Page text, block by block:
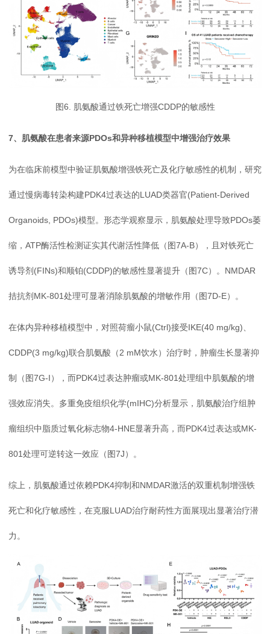
图6. 肌氨酸通过铁死亡增强CDDP的敏感性
7、肌氨酸在患者来源PDOs和异种移植模型中增强治疗效果
为在临床前模型中验证肌氨酸增强铁死亡及化疗敏感性的机制，研究
通过慢病毒转染构建PDK4过表达的LUAD类器官(Patient-Derived
Organoids, PDOs)模型。形态学观察显示，肌氨酸处理导致PDOs萎
缩，ATP酶活性检测证实其代谢活性降低（图7A-B），且对铁死亡
诱导剂(FINs)和顺铂(CDDP)的敏感性显著提升（图7C）。NMDAR
拮抗剂MK-801处理可显著消除肌氨酸的增敏作用（图7D-E）。
在体内异种移植模型中，对照荷瘤小鼠(Ctrl)接受IKE(40 mg/kg)、
CDDP(3 mg/kg)联合肌氨酸（2 mM饮水）治疗时，肿瘤生长显著抑
制（图7G-I），而PDK4过表达肿瘤或MK-801处理组中肌氨酸的增
强效应消失。多重免疫组织化学(mIHC)分析显示，肌氨酸治疗组肿
瘤组织中脂质过氧化标志物4-HNE显著升高，而PDK4过表达或MK-
801处理可逆转这一效应（图7J）。
综上，肌氨酸通过依赖PDK4抑制和NMDAR激活的双重机制增强铁
死亡和化疗敏感性，在克服LUAD治疗耐药性方面展现出显著治疗潜
力。